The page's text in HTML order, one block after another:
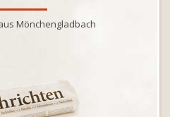
Mönchengladbach